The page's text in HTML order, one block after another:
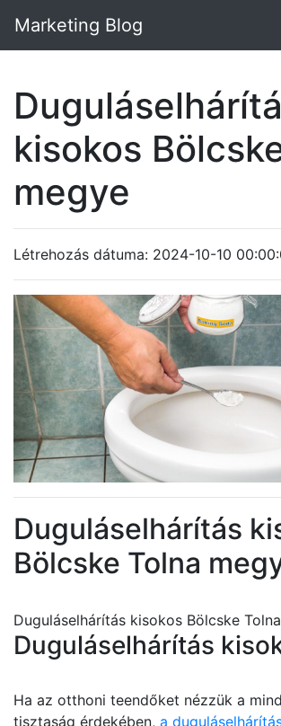
Marketing Blog
kisokos
megye
Létrehozás dátuma: 2024-10-10
Duguláselhárítás
Bölcske Tolna
Duguláselhárítás kisokos Bölcske
Duguláselhárítás
Ha az otthoni teendőket nézzük a
tisztaság érdekében, a